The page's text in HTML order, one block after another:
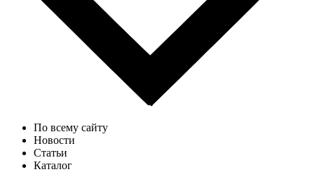
По всему сайту
Новости
Статьи
Каталог